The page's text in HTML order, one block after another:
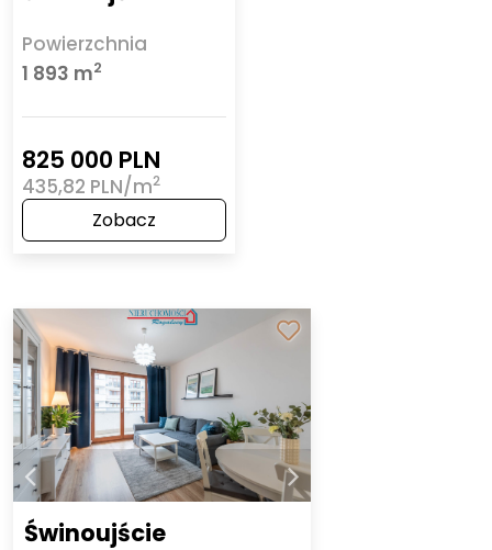
Powierzchnia
1 893 m2
825 000 PLN
435,82 PLN/m2
Zobacz
Świnoujście